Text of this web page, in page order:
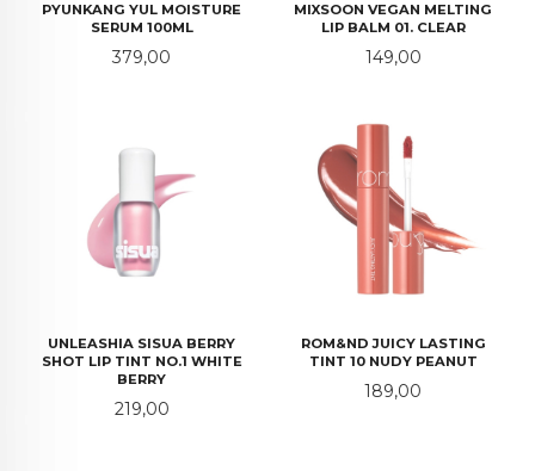
PYUNKANG YUL MOISTURE
SERUM 100ML
Pris
379,00
MIXSOON VEGAN MELTING
LIP BALM 01. CLEAR
Pris
149,00
UNLEASHIA SISUA BERRY
SHOT LIP TINT NO.1 WHITE
BERRY
Pris
219,00
ROM&ND JUICY LASTING
TINT 10 NUDY PEANUT
Pris
189,00